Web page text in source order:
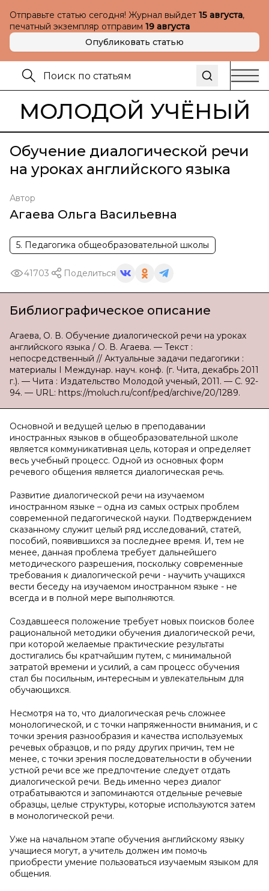
Отправьте статью сегодня! Журнал выйдет 15 августа,
печатный экземпляр отправим 19 августа
Опубликовать статью
МОЛОДОЙ УЧЁНЫЙ
Обучение диалогической речи
на уроках английского языка
Автор
Агаева Ольга Васильевна
5. Педагогика общеобразовательной школы
41703 Поделиться
Библиографическое описание
Агаева, О. В. Обучение диалогической речи на уроках
английского языка / О. В. Агаева. — Текст :
непосредственный // Актуальные задачи педагогики :
материалы I Междунар. науч. конф. (г. Чита, декабрь 2011
г.). — Чита : Издательство Молодой ученый, 2011. — С. 92-
94. — URL: https://moluch.ru/conf/ped/archive/20/1289.
Основной и ведущей целью в преподавании
иностранных языков в общеобразовательной школе
является коммуникативная цель, которая и определяет
весь учебный процесс. Одной из основных форм
речевого общения является диалогическая речь.
Развитие диалогической речи на изучаемом
иностранном языке – одна из самых острых проблем
современной педагогической науки. Подтверждением
сказанному служит целый ряд исследований, статей,
пособий, появившихся за последнее время. И, тем не
менее, данная проблема требует дальнейшего
методического разрешения, поскольку современные
требования к диалогической речи - научить учащихся
вести беседу на изучаемом иностранном языке - не
всегда и в полной мере выполняются.
Создавшееся положение требует новых поисков более
рациональной методики обучения диалогической речи,
при которой желаемые практические результаты
достигались бы кратчайшим путем, с минимальной
затратой времени и усилий, а сам процесс обучения
стал бы посильным, интересным и увлекательным для
обучающихся.
Несмотря на то, что диалогическая речь сложнее
монологической, и с точки напряженности внимания, и с
точки зрения разнообразия и качества используемых
речевых образцов, и по ряду других причин, тем не
менее, с точки зрения последовательности в обучении
устной речи все же предпочтение следует отдать
диалогической речи. Ведь именно через диалог
отрабатываются и запоминаются отдельные речевые
образцы, целые структуры, которые используются затем
в монологической речи.
Уже на начальном этапе обучения английскому языку
учащиеся могут, а учитель должен им помочь
приобрести умение пользоваться изучаемым языком для
общения.